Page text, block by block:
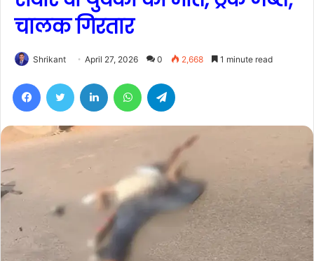
चालक गिरतार
Shrikant April 27, 2026 0 2,668 1 minute read